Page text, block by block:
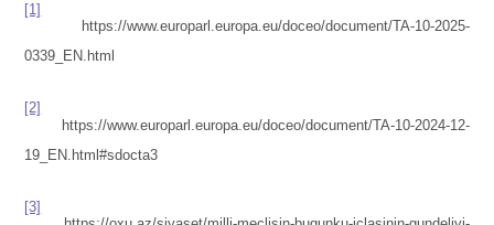
[1]
https://www.europarl.europa.eu/doceo/document/TA-10-2025-
0339_EN.html
[2]
https://www.europarl.europa.eu/doceo/document/TA-10-2024-12-
19_EN.html#sdocta3
[3]